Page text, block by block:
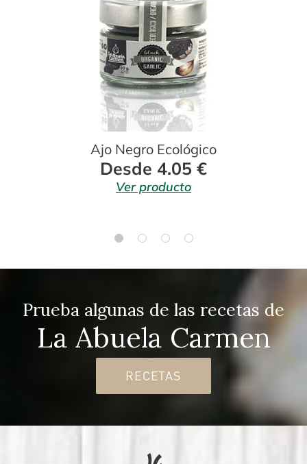
Ajo Negro Ecológico
Desde 4.05 €
Ver producto
Prueba algunas de las recetas de
La Abuela Carmen
RECETAS